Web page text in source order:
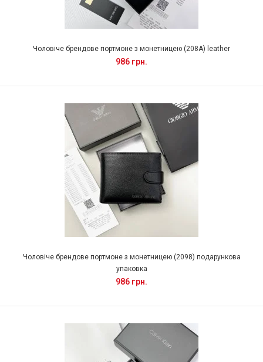
Чоловіче брендове портмоне з монетницею (208А) leather
986 грн.
Чоловіче брендове портмоне з монетницею (2098) подарункова
упаковка
986 грн.